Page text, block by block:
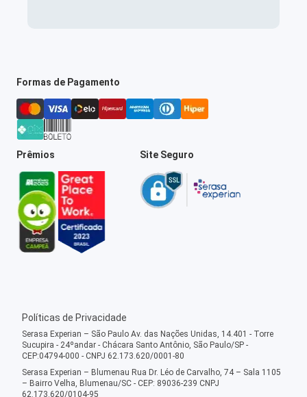
Formas de Pagamento
Prêmios Site Seguro
Políticas de Privacidade
Serasa Experian – São Paulo Av. das Nações Unidas, 14.401 - Torre
Sucupira - 24ºandar - Chácara Santo Antônio, São Paulo/SP -
CEP:04794-000 - CNPJ 62.173.620/0001-80
Serasa Experian – Blumenau Rua Dr. Léo de Carvalho, 74 – Sala 1105
– Bairro Velha, Blumenau/SC - CEP: 89036-239 CNPJ
62.173.620/0104-95